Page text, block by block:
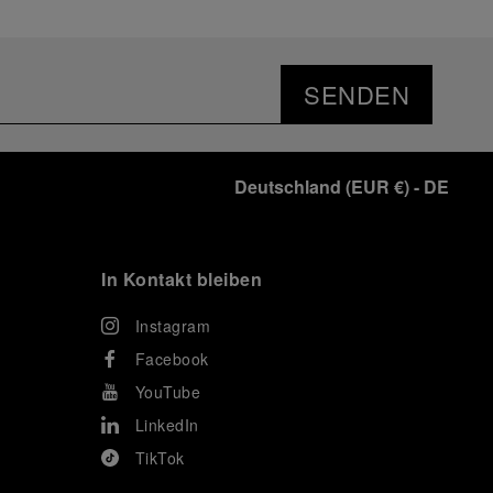
SENDEN
Deutschland (EUR €)- DE
In Kontakt bleiben
Instagram
Facebook
YouTube
LinkedIn
TikTok